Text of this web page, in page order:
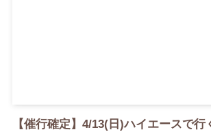
【催行確定】4/13(日)ハイエースで行